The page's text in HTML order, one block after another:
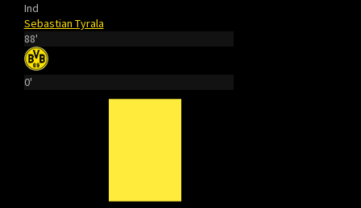
Ind
Sebastian Tyrala
88'
0'